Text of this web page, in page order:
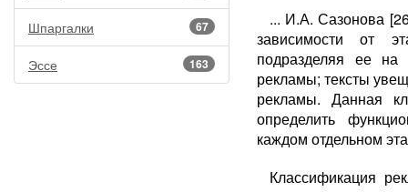
67
Шпаргалки
163
Эссе
... И.А. Сазонова
зависимости от
подразделяя ее
рекламы; тексты
рекламы. Данная
определить
каждом отдельном
Классификация